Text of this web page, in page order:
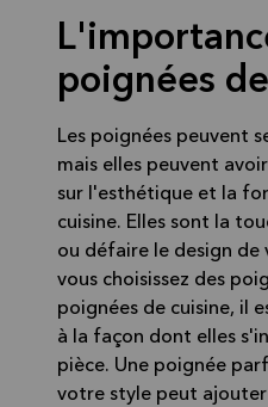
poignées
Les poignées peuvent
mais elles peuvent
sur l'esthétique et la
cuisine. Elles sont la
ou défaire le design de
vous choisissez des
poignées de cuisine, il
à la façon dont elles
pièce. Une poignée
votre style peut